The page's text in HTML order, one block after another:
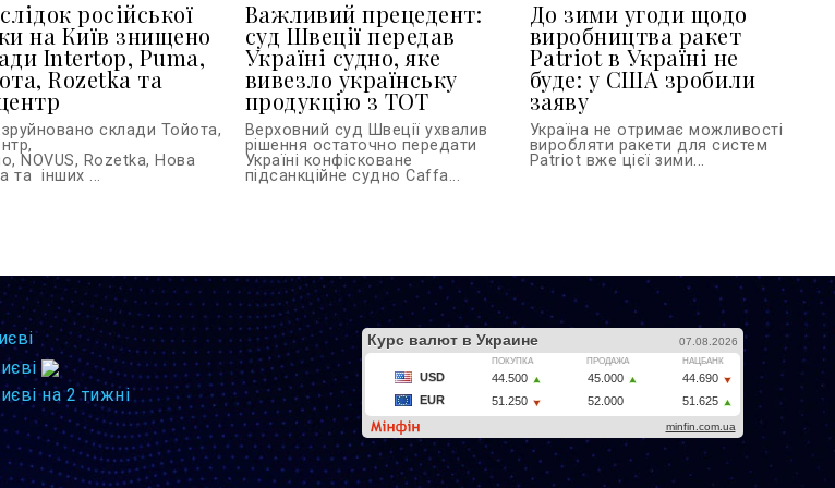
російської
на Київ знищено
Intertop, Puma,
Rozetka та
склади Тойота,
NOVUS, Rozetka, Нова
та інших ...
Важливий прецедент:
суд Швеції передав
Україні судно, яке
вивезло українську
продукцію з ТОТ
Верховний суд Швеції ухвалив
рішення остаточно передати
Україні конфісковане
підсанкційне судно Caffa...
До зими угоди щодо
виробництва ракет
Patriot в Україні не
буде: у США зробили
заяву
Україна не отримає можливості
виробляти ракети для систем
Patriot вже цієї зими...